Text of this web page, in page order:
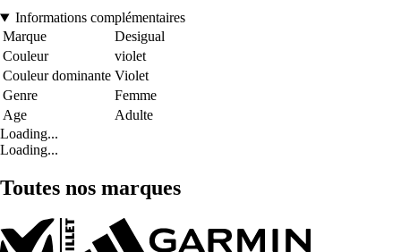
Informations complémentaires
Marque
Desigual
Couleur
violet
Couleur dominante Violet
Genre
Femme
Age
Adulte
Loading...
Loading...
Toutes nos marques